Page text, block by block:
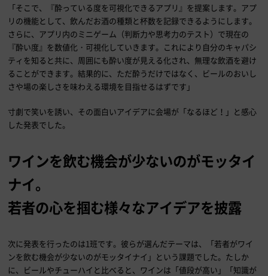
「そこで、『酔っている度を可視化できるアプリ』を提案します。アプ
リの機能として、飲んだお酒の種類と杯数を記録できるようにします。
さらに、アプリ内のミニゲーム（判断力や思考力のテスト）で現在の
『酔い度』を数値化・可視化していきます。これにより自分のキャパシ
ティを知ると共に、周囲にも酔い度が見える化され、無理な飲酒を避け
ることができます。結果的に、ただ酔うだけではなく、ビールのおいし
さや場の楽しさを味わえる環境を目指せるはずです」
寸劇で笑いを誘い、その面白いアイデアに会場が「なるほど！」と感心
した発表でした。
ワインを飲む機会が少ないのがモッタイ
ナイ。
若者の心を掴む様々なアイデアを披露
次に発表を行ったのは1班です。彼らが選んだテーマは、「若者がワイ
ンを飲む機会が少ないのがモッタイナイ」という課題でした。たしか
に、ビールやチューハイと比べると、ワインは「値段が高い」「知識が